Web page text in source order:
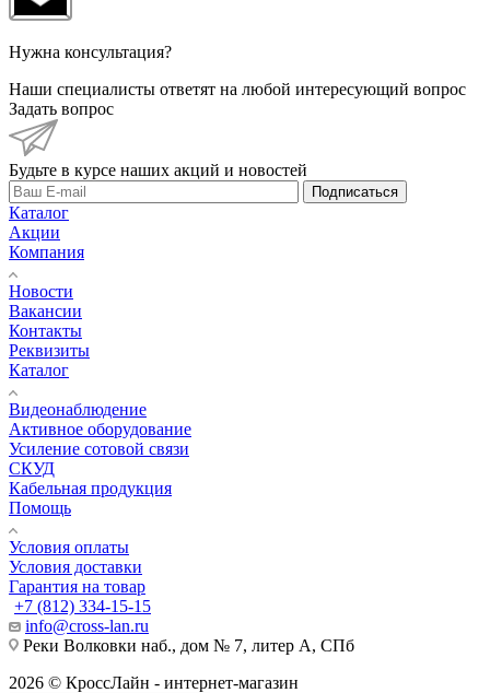
Нужна консультация?
Наши специалисты ответят на любой интересующий вопрос
Задать вопрос
Будьте в курсе наших акций и новостей
Подписаться
Каталог
Акции
Компания
Новости
Вакансии
Контакты
Реквизиты
Каталог
Видеонаблюдение
Активное оборудование
Усиление сотовой связи
СКУД
Кабельная продукция
Помощь
Условия оплаты
Условия доставки
Гарантия на товар
+7 (812) 334-15-15
info@cross-lan.ru
Реки Волковки наб., дом № 7, литер А, СПб
2026 © КроссЛайн - интернет-магазин